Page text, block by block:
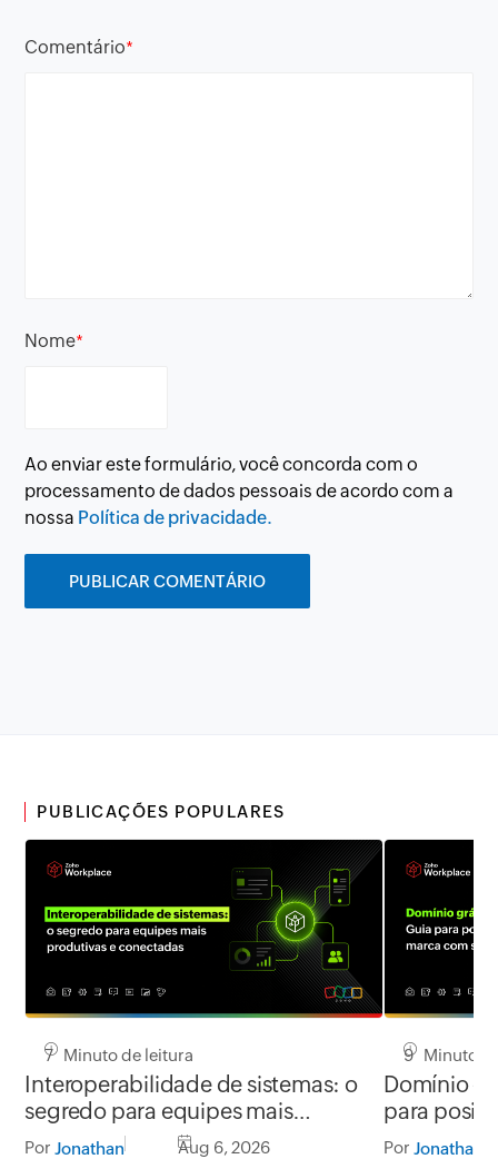
Comentário*
Nome*
Ao enviar este formulário, você concorda com o
processamento de dados pessoais de acordo com a
nossa Política de privacidade.
PUBLICAÇÕES POPULARES
7 Minuto de leitura
Interoperabilidade de sistemas: o
segredo para equipes mais
produtivas e conectadas
Por Jonathan Aug 6, 2026
9 Minuto
Domínio
para
segurança
Por Jonathan